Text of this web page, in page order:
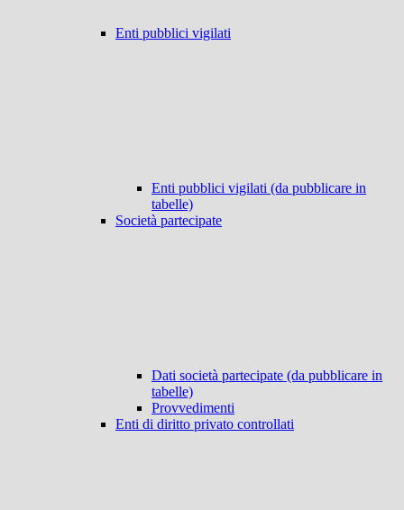
Enti pubblici vigilati
Enti pubblici vigilati (da pubblicare in
tabelle)
Società partecipate
Dati società partecipate (da pubblicare in
tabelle)
Provvedimenti
Enti di diritto privato controllati